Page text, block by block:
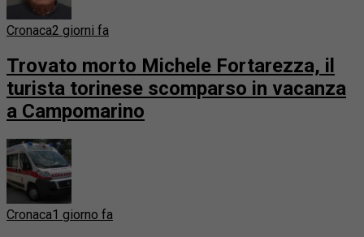
Cronaca2 giorni fa
Trovato morto Michele Fortarezza, il
turista torinese scomparso in vacanza
a Campomarino
Cronaca1 giorno fa